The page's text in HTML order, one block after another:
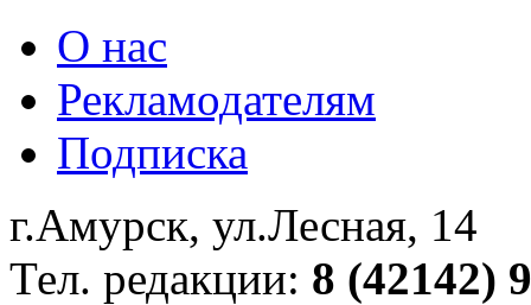
О нас
Рекламодателям
Подписка
г.Амурск, ул.Лесная, 14
Тел. редакции: 8 (42142)